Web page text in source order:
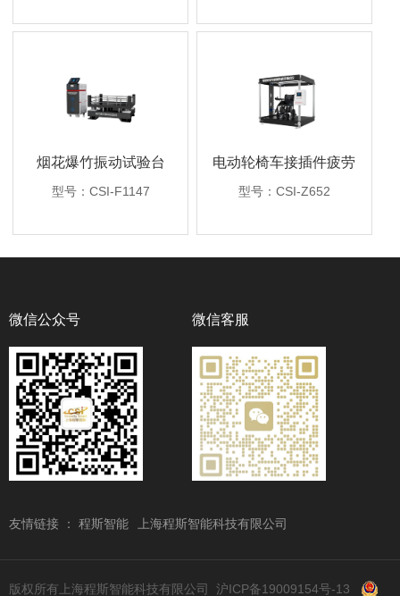
烟花爆竹振动试验台
型号：CSI-F1147
​电动轮椅车接插件疲劳
型号：CSI-Z652
微信公众号 微信客服
友情链接 ： 程斯智能 上海程斯智能科技有限公司
版权所有上海程斯智能科技有限公司 沪ICP备19009154号-13